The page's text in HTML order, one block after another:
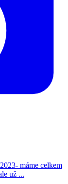
máme celkem
už ...